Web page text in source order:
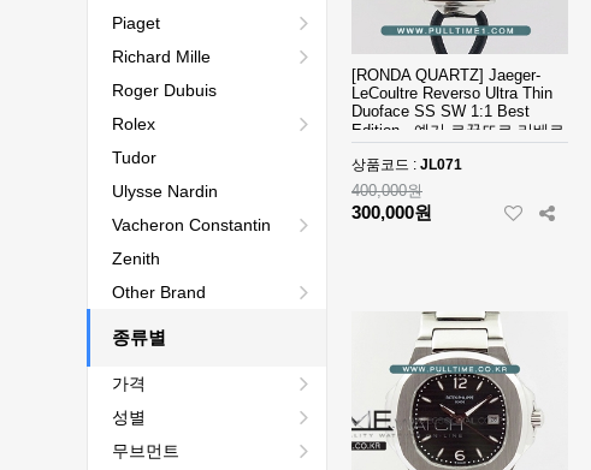
Piaget
Richard Mille
Roger Dubuis
Rolex
Tudor
Ulysse Nardin
Vacheron Constantin
Zenith
Other Brand
종류별
가격
성별
무브먼트
26240 50th SS
[RONDA QUARTZ] Jaeger-
LeCoultre Reverso Ultra Thin
Duoface SS SW 1:1 Best
Edition - 예거 르꿀뜨르 리베르
상품코드 : JL071
400,000원
300,000원